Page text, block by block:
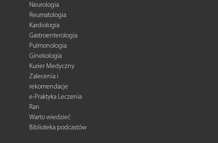
Neurologia
Reumatologia
Kardiologia
Gastroenterologia
Pulmonologia
Ginekologia
Kurier Medyczny
Zalecenia i
rekomendacje
e-Praktyka Leczenia
Ran
Warto wiedzieć
Biblioteka podcastów